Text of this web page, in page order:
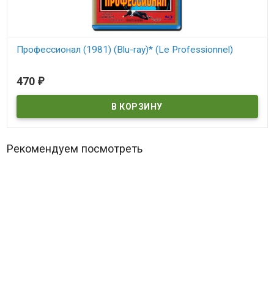
Профессионал (1981) (Blu-ray)* (Le Professionnel)
470 ₽
Рекомендуем посмотреть